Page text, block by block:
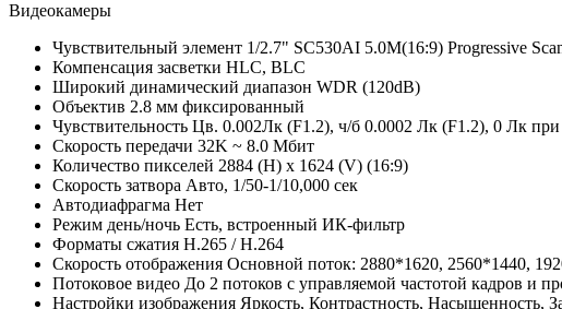
Видеокамеры
Чувствительный элемент 1/2.7" SC530AI 5.0M(16:9) Progressive
Компенсация засветки HLC, BLC
Широкий динамический диапазон WDR (120dB)
Объектив 2.8 мм фиксированный
Чувствительность Цв. 0.002Лк (F1.2), ч/б 0.0002 Лк (F1.2), 0 Лк
Скорость передачи 32K ~ 8.0 Мбит
Количество пикселей 2884 (H) x 1624 (V) (16:9)
Скорость затвора Авто, 1/50-1/10,000 сек
Автодиафрагма Нет
Режим день/ночь Есть, встроенный ИК-фильтр
Форматы сжатия H.265 / H.264
Скорость отображения Основной поток: 2880*1620, 2560*1440,
Потоковое видео До 2 потоков с управляемой частотой кадров и
Настройки изображения Яркость, Контрастность,